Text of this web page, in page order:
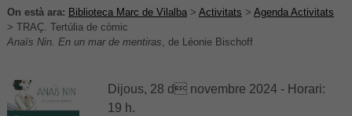
On està ara: Biblioteca Marc de Vilalba> Activitats > Agenda Activitats
> TRAÇ. Tertúlia de còmic
Anaïs Nin. En un mar de mentiras , de Léonie Bischoff
Dijous, 28 d novembre 2024 - Horari:
19 h.